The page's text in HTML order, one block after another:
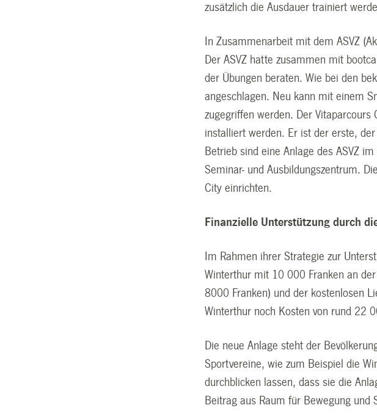
zusätzlich die Ausdauer trainiert
In Zusammenarbeit mit dem ASVZ
Der ASVZ hatte zusammen mit
der Übungen beraten. Wie bei den
angeschlagen. Neu kann mit einem
zugegriffen werden. Der
installiert werden. Er ist der erste,
Betrieb sind eine Anlage des ASVZ
Seminar- und Ausbildungszentrum.
City einrichten.
Finanzielle Unterstützung durch
Im Rahmen ihrer Strategie zur
Winterthur mit 10 000 Franken an
8000 Franken) und der kostenlosen
Winterthur noch Kosten von rund 22
Die neue Anlage steht der
Sportvereine, wie zum Beispiel die
durchblicken lassen, dass sie die
Beitrag aus Raum für Bewegung und